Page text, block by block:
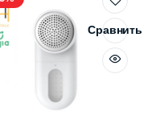
Сравнить